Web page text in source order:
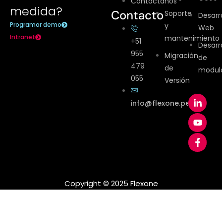
medida?
Programar demo
Intranet
Contacto
+51
955
479
055
info@flexone.pe
Soporte
y
mantenimiento
Migración
de
Versión
Web
de
Copyright © 2025 Flexone​